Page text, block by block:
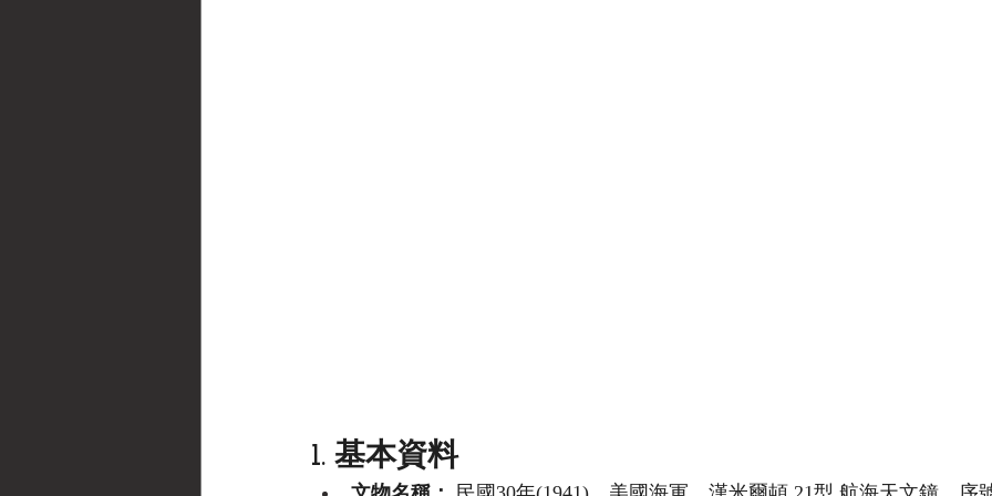
1. 基本資料